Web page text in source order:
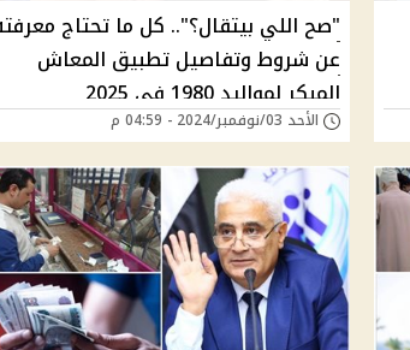
"صح اللي بيتقال؟".. كل ما تحتاج
عن شروط وتفاصيل تطبيق المعاش
المبكر لمواليد 1980 في 2025
الأحد 03/نوفمبر/2024 - 04:59 م